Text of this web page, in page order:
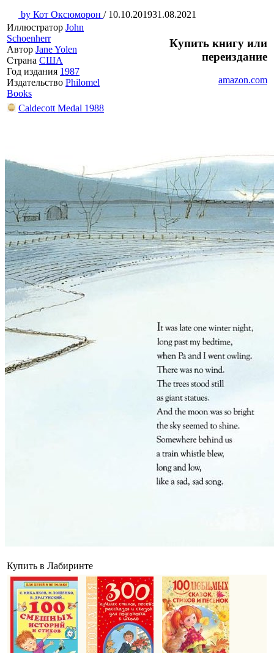
by Кот Оксюморон / 10.10.201931.08.2021
Иллюстратор John
Schoenherr
Автор Jane Yolen
Страна США
Год издания 1987
Издательство Philomel
Books
Купить книгу или
переиздание
amazon.com
Caldecott Medal 1988
Купить в Лабиринте